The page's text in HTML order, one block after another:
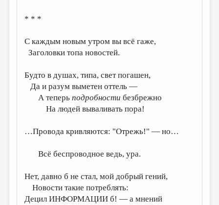
МЕДИА
* * *
С каждым новым утром вы всё гаже,
Заголовки топа новостей.
Будто в душах, типа, свет погашен,
Да и разум выметен оттель —
А теперьподробности безбрежно
На людей вываливать пора!
…Провода кривляются: "Отрежь!" — но…
Всё беспроводное ведь, ура.
Нет, давно б не стал, мой добрый гений,
Новости такие потреблять:
Децил ИНФОРМАЦИИ б! — а мнений